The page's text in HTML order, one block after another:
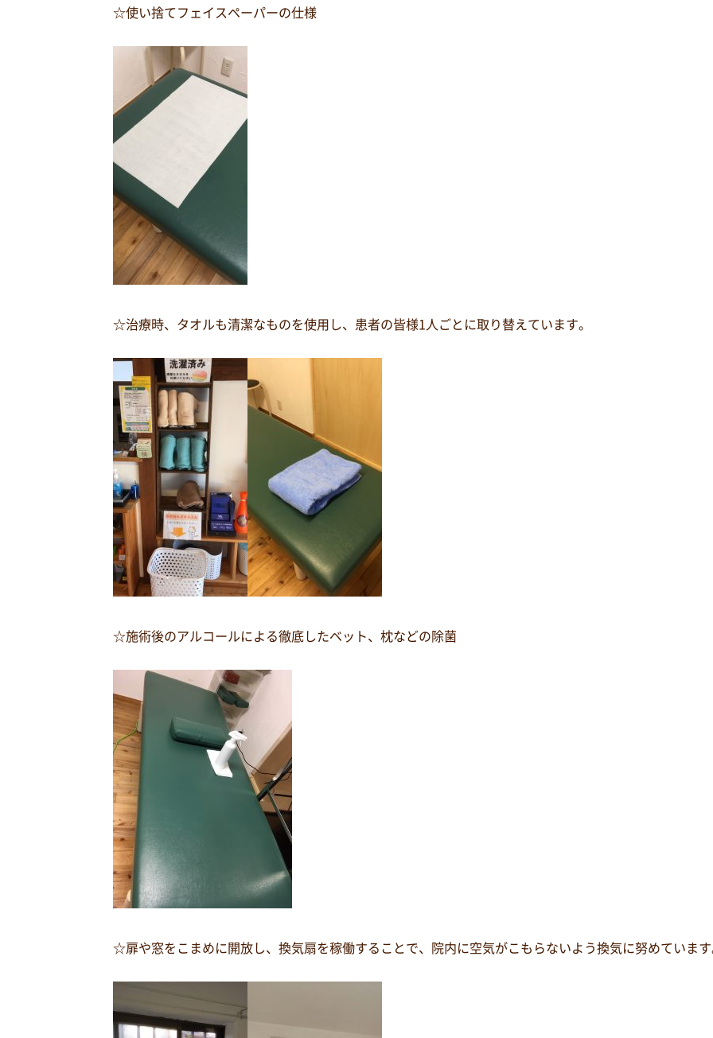
☆使い捨てフェイスペーパーの仕様
☆治療時、タオルも清潔なものを使用し、患者の皆様1人ごとに取り替えています。
☆施術後のアルコールによる徹底したベット、枕などの除菌
☆扉や窓をこまめに開放し、換気扇を稼働することで、院内に空気がこもらないよう換気に努めています